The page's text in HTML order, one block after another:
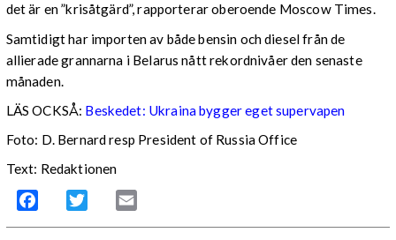
det är en ”krisåtgärd”, rapporterar oberoende Moscow Times.
Samtidigt har importen av både bensin och diesel från de
allierade grannarna i Belarus nått rekordnivåer den senaste
månaden.
LÄS OCKSÅ: Beskedet: Ukraina bygger eget supervapen
Foto: D. Bernard resp President of Russia Office
Text: Redaktionen
Facebook Twitter